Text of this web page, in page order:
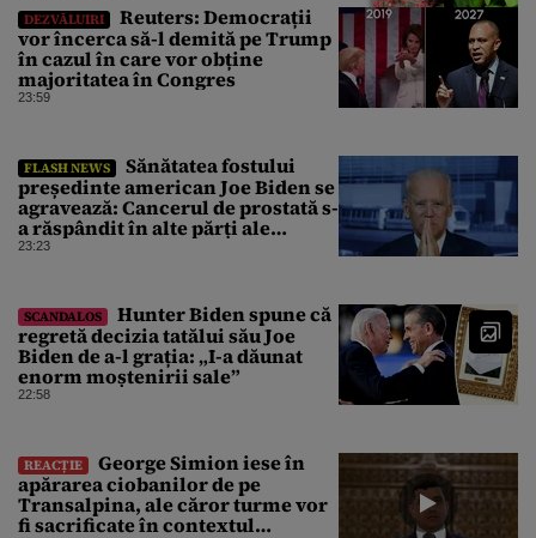
DEZVĂLUIRI
Reuters: Democrații
vor încerca să-l demită pe Trump
în cazul în care vor obține
majoritatea în Congres
23:59
FLASH NEWS
Sănătatea fostului
președinte american Joe Biden se
agravează: Cancerul de prostată s-
a răspândit în alte părți ale
corpului
23:23
SCANDALOS
Hunter Biden spune că
regretă decizia tatălui său Joe
Biden de a-l grația: „I-a dăunat
enorm moștenirii sale”
22:58
REACȚIE
George Simion iese în
apărarea ciobanilor de pe
Transalpina, ale căror turme vor
fi sacrificate în contextul